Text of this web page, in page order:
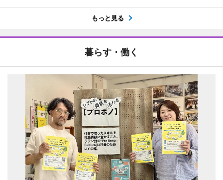
もっと見る
暮らす・働く